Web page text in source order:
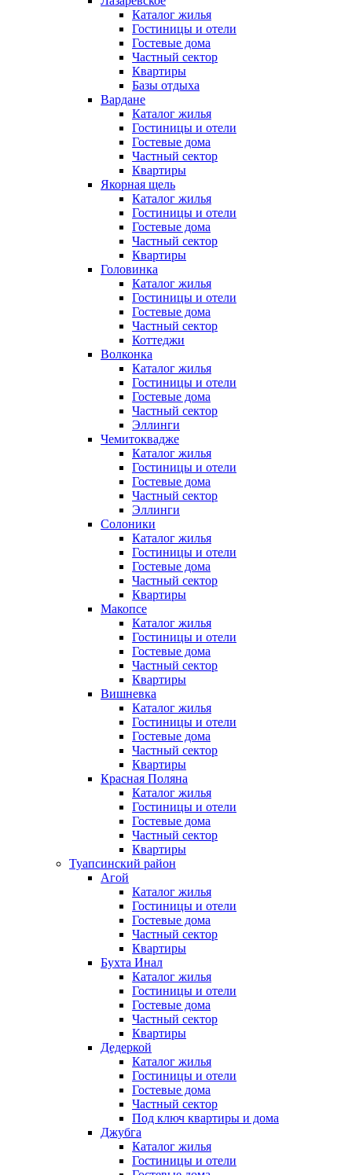
Каталог жилья
Гостиницы и отели
Гостевые дома
Частный сектор
Квартиры
Базы отдыха
Вардане
Каталог жилья
Гостиницы и отели
Гостевые дома
Частный сектор
Квартиры
Якорная щель
Каталог жилья
Гостиницы и отели
Гостевые дома
Частный сектор
Квартиры
Головинка
Каталог жилья
Гостиницы и отели
Гостевые дома
Частный сектор
Коттеджи
Волконка
Каталог жилья
Гостиницы и отели
Гостевые дома
Частный сектор
Эллинги
Чемитоквадже
Каталог жилья
Гостиницы и отели
Гостевые дома
Частный сектор
Эллинги
Солоники
Каталог жилья
Гостиницы и отели
Гостевые дома
Частный сектор
Квартиры
Макопсе
Каталог жилья
Гостиницы и отели
Гостевые дома
Частный сектор
Квартиры
Вишневка
Каталог жилья
Гостиницы и отели
Гостевые дома
Частный сектор
Квартиры
Красная Поляна
Каталог жилья
Гостиницы и отели
Гостевые дома
Частный сектор
Квартиры
Туапсинский район
Агой
Каталог жилья
Гостиницы и отели
Гостевые дома
Частный сектор
Квартиры
Бухта Инал
Каталог жилья
Гостиницы и отели
Гостевые дома
Частный сектор
Квартиры
Дедеркой
Каталог жилья
Гостиницы и отели
Гостевые дома
Частный сектор
Под ключ квартиры и дома
Джубга
Каталог жилья
Гостиницы и отели